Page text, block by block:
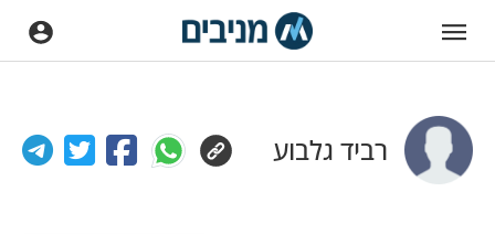
רביד גלבוע